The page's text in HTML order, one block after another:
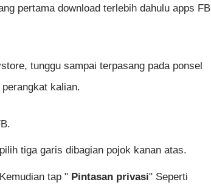
pertama download terlebih dahulu apps FB
tunggu sampai terpasang pada ponsel
kalian.
tiga garis dibagian pojok kanan atas.
tap " Pintasan privasi" Seperti